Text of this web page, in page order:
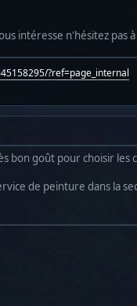
intéresse n'hésitez pas
?ref=page_internal
bon goût pour choisir
de peinture dans la